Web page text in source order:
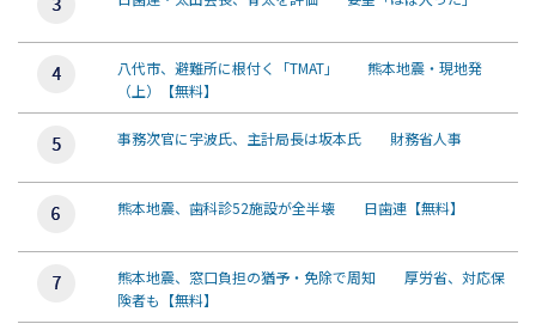
八代市、避難所に根付く「TMAT」 熊本地震・現地発
（上）【無料】
事務次官に宇波氏、主計局長は坂本氏 財務省人事
熊本地震、歯科診52施設が全半壊 日歯連【無料】
熊本地震、窓口負担の猶予・免除で周知 厚労省、対応保
険者も【無料】